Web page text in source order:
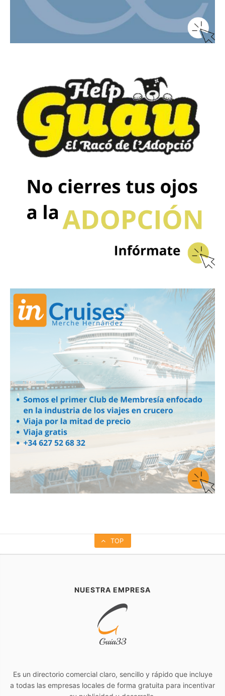
TOP
NUESTRA EMPRESA
Es un directorio comercial claro, sencillo y rápido que incluye
a todas las empresas locales de forma gratuita para incentivar